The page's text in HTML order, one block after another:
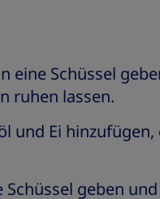
eine Schüssel
ruhen lassen.
und Ei hinzufügen,
geben